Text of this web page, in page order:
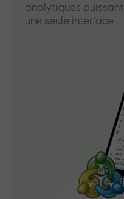
analytiques
une seule interface